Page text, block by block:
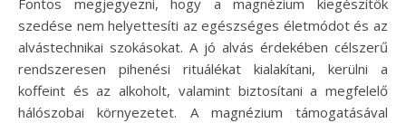
szedése nem helyettesíti az egészséges életmódot és az
alvástechnikai szokásokat. A jó alvás érdekében célszerű
rendszeresen pihenési rituálékat kialakítani, kerülni a
koffeint és az alkoholt, valamint biztosítani a megfelelő
hálószobai környezetet. A magnézium támogatásával